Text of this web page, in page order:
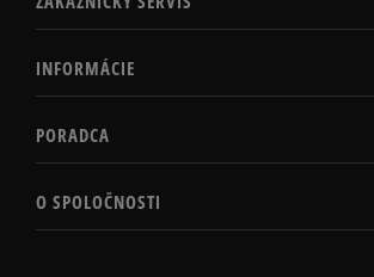
INFORMÁCIE
PORADCA
O SPOLOČNOSTI